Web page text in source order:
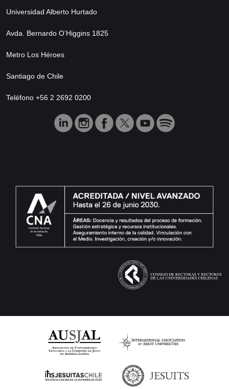
Universidad Alberto Hurtado
Avda. Bernardo O’Higgins 1825
Metro Los Héroes
Santiago de Chile
Teléfono +56 2 2692 0200